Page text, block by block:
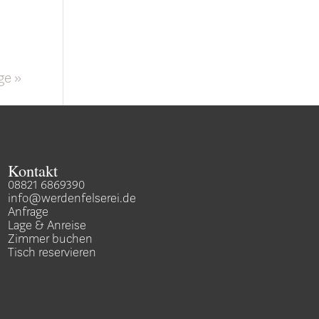
»
Tisch reservieren
Zimmer buchen
Lage & Anreise
Anfrage
info@werdenfelserei.de
08821 6869390
Kontakt